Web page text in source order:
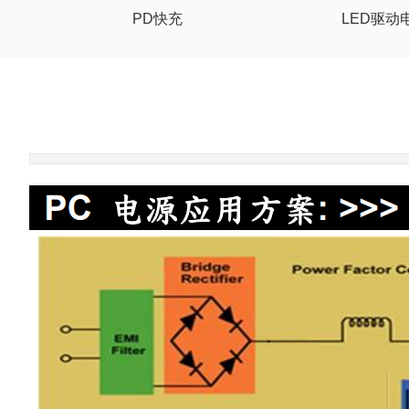
PD快充 LED驱动